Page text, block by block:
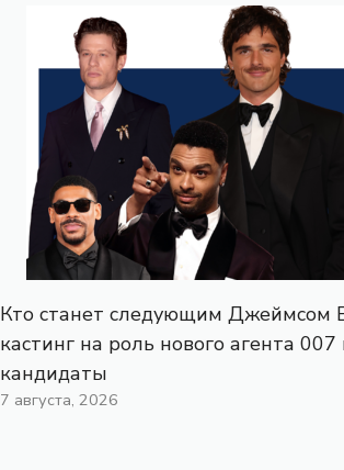
Кто станет следующим Джеймсом
кастинг на роль нового агента
кандидаты
7 августа, 2026